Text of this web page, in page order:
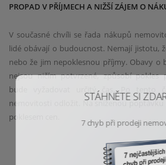
PROPAD V PŘÍJMECH A NIŽŠÍ ZÁJEM O
V současné chvíli se řada nákupů
lidé obávají o budoucnost. Nemají jistotu,
nebo že jim nepoklesnou příjmy. Obavy o
nejsou ničím potvrzené, způsobí pokles
bude vyžadovat určitý čas. Po tento
nemovitosti odložit. Na sníženou
poklesem cen.
STÁHNĚTE SI
7 chyb při prodeji